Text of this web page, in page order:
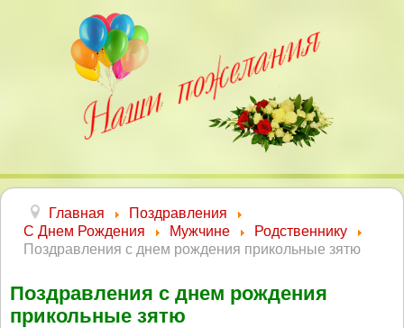
Главная
Поздравления
С Днем Рождения
Мужчине
Родственнику
Поздравления с днем рождения прикольные зятю
Поздравления с днем рождения
прикольные зятю